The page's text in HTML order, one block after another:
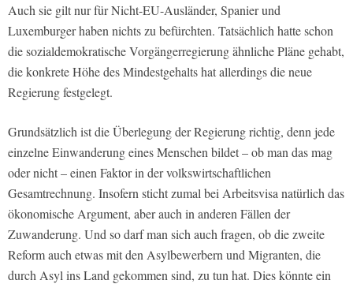
Auch sie gilt nur für Nicht-EU-Ausländer, Spanier und
Luxemburger haben nichts zu befürchten. Tatsächlich hatte schon
die sozialdemokratische Vorgängerregierung ähnliche Pläne gehabt,
die konkrete Höhe des Mindestgehalts hat allerdings die neue
Regierung festgelegt.
Grundsätzlich ist die Überlegung der Regierung richtig, denn jede
einzelne Einwanderung eines Menschen bildet – ob man das mag
oder nicht – einen Faktor in der volkswirtschaftlichen
Gesamtrechnung. Insofern sticht zumal bei Arbeitsvisa natürlich das
ökonomische Argument, aber auch in anderen Fällen der
Zuwanderung. Und so darf man sich auch fragen, ob die zweite
Reform auch etwas mit den Asylbewerbern und Migranten, die
durch Asyl ins Land gekommen sind, zu tun hat. Dies könnte ein